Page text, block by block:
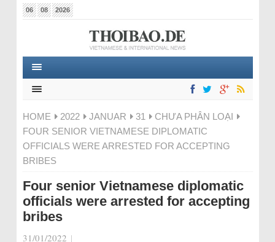
06 08 2026
HOME 2022 JANUAR 31
CHƯA PHÂN LOẠI
FOUR SENIOR VIETNAMESE DIPLOMATIC
OFFICIALS WERE ARRESTED FOR ACCEPTING
BRIBES
Four senior Vietnamese diplomatic
officials were arrested for accepting
bribes
31/01/2022 |